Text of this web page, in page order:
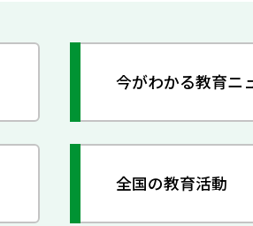
今がわかる教育ニ
全国の教育活動